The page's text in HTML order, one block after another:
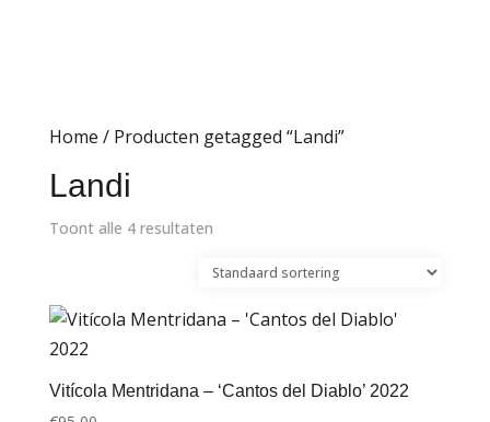
Home / Producten getagged “Landi”
Landi
Toont alle 4 resultaten
Vitícola Mentridana – ‘Cantos del Diablo’ 2022